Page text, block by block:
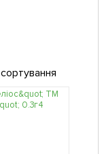
сортування